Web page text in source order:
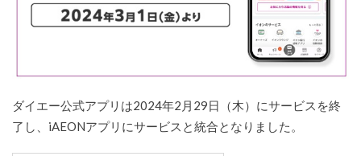
ダイエー公式アプリは2024年2月29日（木）にサービスを終
了し、iAEONアプリにサービスと統合となりました。